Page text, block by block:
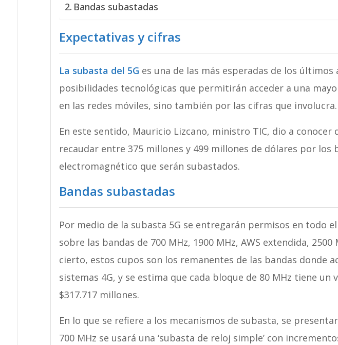
Bandas subastadas
Expectativas y cifras
La subasta del 5G es una de las más esperadas de los
posibilidades tecnológicas que permitirán acceder a una
en las redes móviles, sino también por las cifras que involucra.
En este sentido, Mauricio Lizcano, ministro TIC, dio a conocer
recaudar entre 375 millones y 499 millones de dólares por los
electromagnético que serán subastados.
Bandas subastadas
Por medio de la subasta 5G se entregarán permisos en todo
sobre las bandas de 700 MHz, 1900 MHz, AWS extendida, 2500
cierto, estos cupos son los remanentes de las bandas donde
sistemas 4G, y se estima que cada bloque de 80 MHz tiene un
$317.717 millones.
En lo que se refiere a los mecanismos de subasta, se
700 MHz se usará una ‘subasta de reloj simple’ con